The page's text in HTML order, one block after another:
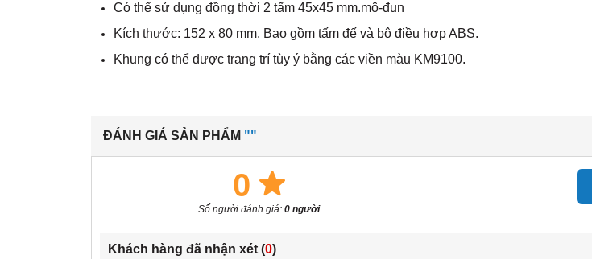
Có thể sử dụng đồng thời 2 tấm 45x45 mm.mô-đun
Kích thước: 152 x 80 mm. Bao gồm tấm đế và bộ điều hợp ABS.
Khung có thể được trang trí tùy ý bằng các viền màu KM9100.
ĐÁNH GIÁ SẢN PHẨM ""
0
Số người đánh giá: 0 người
Khách hàng đã nhận xét (0)